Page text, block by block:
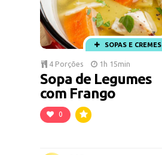
SOPAS E CREMES
4 Porções 1h 15min
Sopa de Legumes
com Frango
0